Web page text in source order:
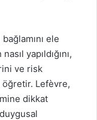
ele
yapıldığını,
ve risk
Lefèvre,
dikkat